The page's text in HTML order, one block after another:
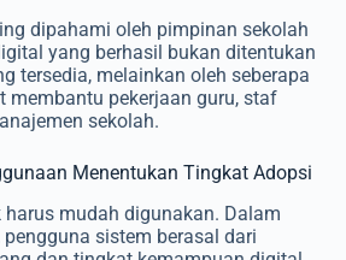
dipahami oleh pimpinan sekolah
yang berhasil bukan ditentukan
tersedia, melainkan oleh seberapa
membantu pekerjaan guru, staf
sekolah.
Menentukan Tingkat Adopsi
mudah digunakan. Dalam
sistem berasal dari